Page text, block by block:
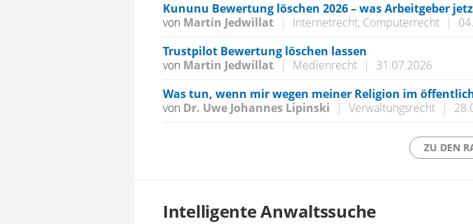
Kununu Bewertung löschen 2026 – was Arbeitgeber
von Martin Jedwillat | Internetrecht, Computerrecht |
Trustpilot Bewertung löschen lassen
von Martin Jedwillat | Medienrecht |
31.07.2026
Was tun, wenn mir wegen meiner Religion im
von Dr. Uwe Johannes Lipinski | Verwaltungsrecht |
ZU DEN
Intelligente Anwaltssuche